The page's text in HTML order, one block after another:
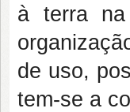
à terra
de uso,
tem-se a